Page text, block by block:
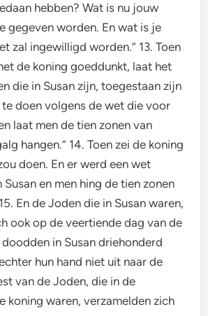
hebben? Wat is nu jouw
gegeven worden. En wat is je
zal ingewilligd worden.” 13. Toen
de koning goeddunkt, laat het
die in Susan zijn, toegestaan zijn
doen volgens de wet die voor
laat men de tien zonen van
hangen.” 14. Toen zei de koning
doen. En er werd een wet
en men hing de tien zonen
En de Joden die in Susan waren,
ook op de veertiende dag van de
in Susan driehonderd
hun hand niet uit naar de
van de Joden, die in de
koning waren, verzamelden zich